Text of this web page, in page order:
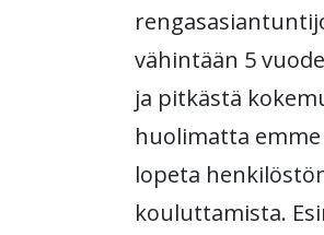
vähintään 5
ja pitkästä
huolimatta emme
lopeta
kouluttamista.